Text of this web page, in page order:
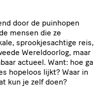
door de puinhopen
mensen die ze
sprookjesachtige reis,
Wereldoorlog, maar
actueel. Want: hoe ga
hopeloos lijkt? Waar in
kun je zelf doen?